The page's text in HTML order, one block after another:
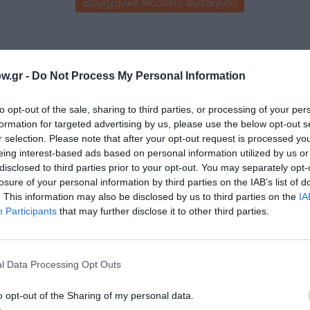
- Do Not Process My Personal Information
opt-out of the sale, sharing to third parties, or processing of your
for targeted advertising by us, please use the below opt-out
selection. Please note that after your opt-out request is processed
interest-based ads based on personal information utilized by us
to third parties prior to your opt-out. You may separately
of your personal information by third parties on the IAB’s list of
This information may also be disclosed by us to third parties on the
Participants that may further disclose it to other third parties.
Data Processing Opt Outs
opt-out of the Sharing of my personal data.
πρώτοι όλες τις ειδήσεις
στοCulturenow.gr